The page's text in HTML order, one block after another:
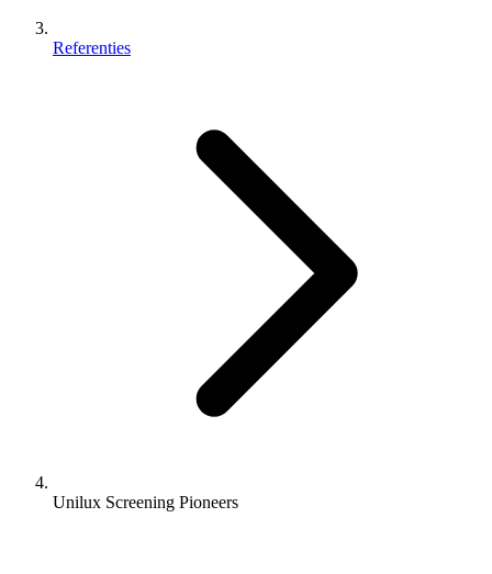
Referenties
Unilux Screening Pioneers